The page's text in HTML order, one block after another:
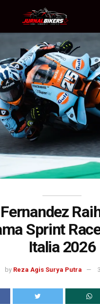
Sprint
Italia 2026
by Reza Agis Surya Putra